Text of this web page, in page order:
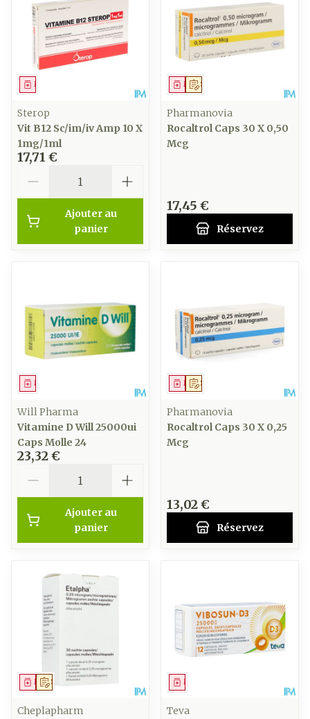
Médicament
Sterop
Vit B12 Sc/im/iv Amp 10 X
1mg/1ml
17,71 €
Ajouter au
panier
Sur prescription
Médicament
Pharmanovia
Rocaltrol Caps 30 X 0,50
Mcg
17,45 €
Réservez
Médicament
Will Pharma
Vitamine D Will 25000ui
Caps Molle 24
23,32 €
Ajouter au
panier
Sur prescription
Médicament
Pharmanovia
Rocaltrol Caps 30 X 0,25
Mcg
13,02 €
Réservez
Sur prescription
Médicament
Cheplapharm
Médicament
Teva